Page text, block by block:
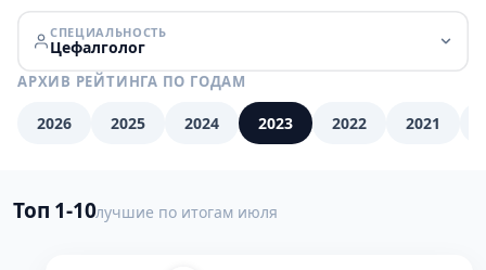
СПЕЦИАЛЬНОСТЬ
Цефалголог
АРХИВ РЕЙТИНГА ПО ГОДАМ
2026 2025 2024 2023 2022 2021
Топ 1-10лучшие по итогам июля